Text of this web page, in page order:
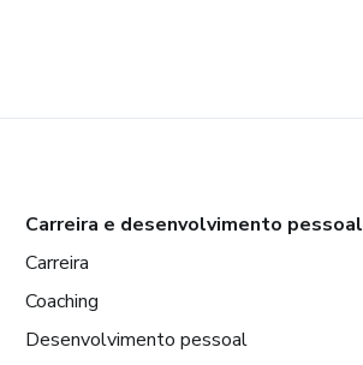
Carreira e desenvolvimento pessoal
Carreira
Coaching
Desenvolvimento pessoal